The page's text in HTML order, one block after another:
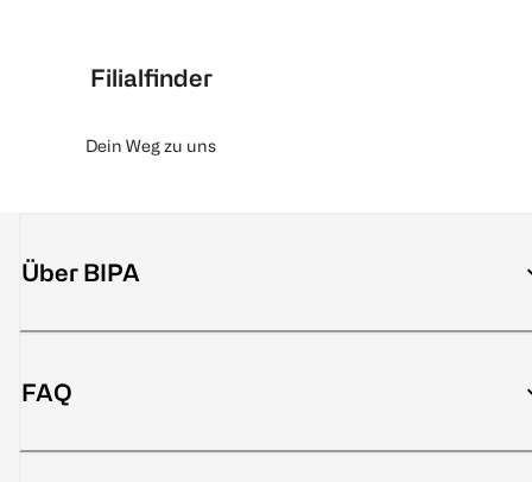
Filialfinder
Dein Weg zu uns
Über BIPA
FAQ